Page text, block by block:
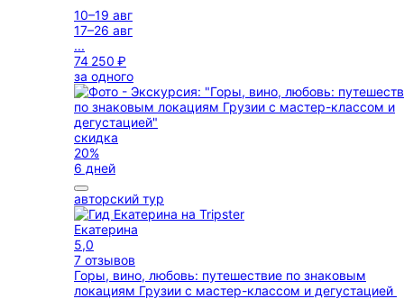
10–19 авг
17–26 авг
...
74 250 ₽
за одного
скидка
20%
6 дней
авторский тур
Екатерина
5,0
7 отзывов
Горы, вино, любовь: путешествие по знаковым
локациям Грузии с мастер-классом и дегустацией